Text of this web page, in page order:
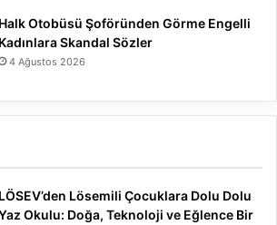
Halk Otobüsü Şoföründen Görme Engelli
Kadınlara Skandal Sözler
4 Ağustos 2026
LÖSEV’den Lösemili Çocuklara Dolu Dolu
Okulu: Doğa, Teknoloji ve Eğlence Bir